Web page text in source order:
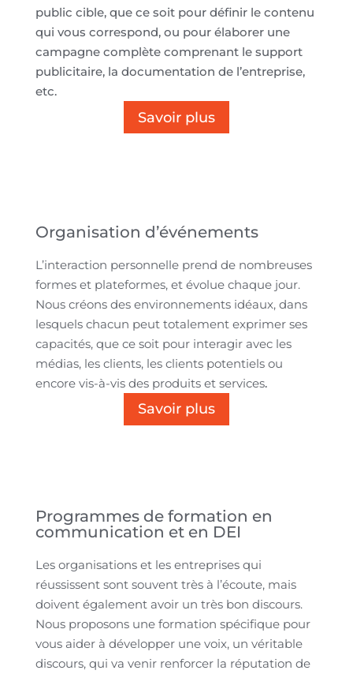
public cible, que ce soit pour définir le contenu
qui vous correspond, ou pour élaborer une
campagne complète comprenant le support
publicitaire, la documentation de l’entreprise,
etc.
Savoir plus
Organisation d’événements
L’interaction personnelle prend de nombreuses
formes et plateformes, et évolue chaque jour.
Nous créons des environnements idéaux, dans
lesquels chacun peut totalement exprimer ses
capacités, que ce soit pour interagir avec les
médias, les clients, les clients potentiels ou
encore vis-à-vis des produits et services.
Savoir plus
Programmes de formation en
communication et en DEI
Les organisations et les entreprises qui
réussissent sont souvent très à l’écoute, mais
doivent également avoir un très bon discours.
Nous proposons une formation spécifique pour
vous aider à développer une voix, un véritable
discours, qui va venir renforcer la réputation de